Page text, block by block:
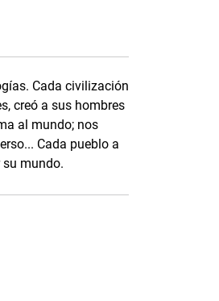
Cada civilización
creó a sus hombres
al mundo; nos
Cada pueblo a
mundo.